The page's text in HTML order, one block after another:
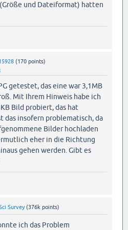
und Dateiformat) hatten
(170 points)
getestet, das eine war 3,1MB
Mit Ihrem Hinweis habe ich
Bild probiert, das hat
insofern problematisch, da
Bilder hochladen
eher in die Richtung
gehen werden. Gibt es
Survey (376k points)
ich das Problem